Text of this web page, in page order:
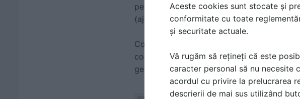
pentru accesarea fondurilor europene si
(ajutoare de stat si fonduri europene).
Conferinta continua cu sesiunea dedicata
consumatorilor, respectiv relatia dintre
generarea de oportunitati imediate de
Aceste cookies sunt stocate și
conformitate cu toate
și securitate actuale.
Vă rugăm să rețineți că este
caracter personal să nu necesite
acordul cu privire la prelucrarea
descrierii de mai sus utilizând